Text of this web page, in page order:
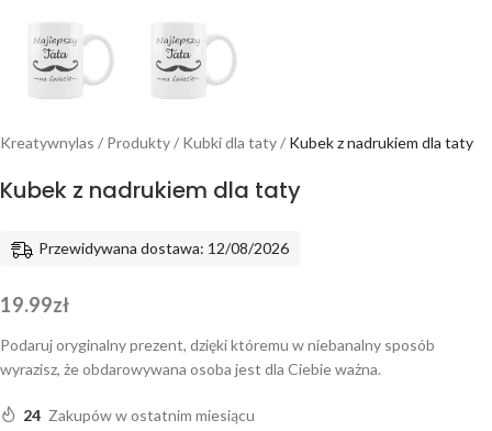
Kreatywnylas / Produkty/ Kubki dla taty/ Kubek z nadrukiem dla taty
Kubek z nadrukiem dla taty
Przewidywana dostawa: 12/08/2026
19.99zł
Podaruj oryginalny prezent, dzięki któremu w niebanalny sposób
wyrazisz, że obdarowywana osoba jest dla Ciebie ważna.
24 Zakupów w ostatnim miesiącu